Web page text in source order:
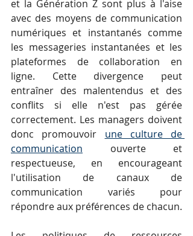
et la Génération Z sont plus à l'aise
avec des moyens de communication
numériques et instantanés comme
les messageries instantanées et les
plateformes de collaboration en
ligne. Cette divergence peut
entraîner des malentendus et des
conflits si elle n'est pas gérée
correctement. Les managers doivent
donc promouvoir une culture de
communication ouverte et
respectueuse, en encourageant
l'utilisation de canaux de
communication variés pour
répondre aux préférences de chacun.